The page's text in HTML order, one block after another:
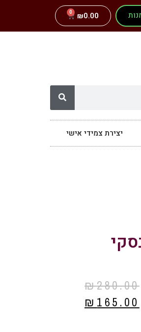
₪0.00
0
יצירת צמידי אישי
₪280.00
₪ 165.00